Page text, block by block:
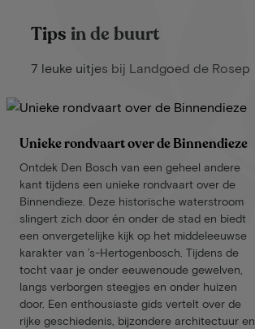
Tips in de buurt
7 leuke uitjes bij Landgoed de Rosep
Unieke rondvaart over de Binnendieze
Ontdek Den Bosch van een geheel andere
kant tijdens een unieke rondvaart over de
Binnendieze. Deze historische waterstroom
slingert zich door én onder de stad en biedt
een onvergetelijke kijk op het middeleeuwse
karakter van ’s-Hertogenbosch. Tijdens de
tocht vaar je onder eeuwenoude gewelven,
langs verborgen steegjes en onder huizen
door. Een enthousiaste gids vertelt over de
rijke geschiedenis, bijzondere architectuur en